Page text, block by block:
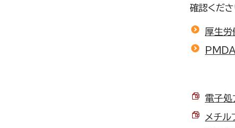
確認くださ
厚生労
PMDA
電子処
メチル